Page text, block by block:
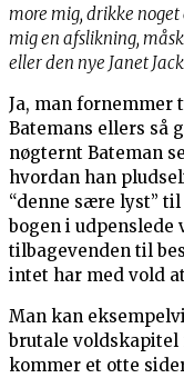
more mig, drikke
mig en afslikning,
eller den nye Janet
Ja, man fornemmer
Batemans ellers så
nøgternt Bateman
hvordan han
“denne sære lyst”
bogen i udpenslede
tilbagevenden til
intet har med vold
Man kan
brutale voldskapitel
kommer et otte